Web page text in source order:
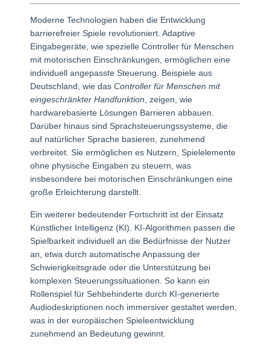
Moderne Technologien haben die Entwicklung
barrierefreier Spiele revolutioniert. Adaptive
Eingabegeräte, wie spezielle Controller für Menschen
mit motorischen Einschränkungen, ermöglichen eine
individuell angepasste Steuerung. Beispiele aus
Deutschland, wie das Controller für Menschen mit
eingeschränkter Handfunktion, zeigen, wie
hardwarebasierte Lösungen Barrieren abbauen.
Darüber hinaus sind Sprachsteuerungssysteme, die
auf natürlicher Sprache basieren, zunehmend
verbreitet. Sie ermöglichen es Nutzern, Spielelemente
ohne physische Eingaben zu steuern, was
insbesondere bei motorischen Einschränkungen eine
große Erleichterung darstellt.
Ein weiterer bedeutender Fortschritt ist der Einsatz
Künstlicher Intelligenz (KI). KI-Algorithmen passen die
Spielbarkeit individuell an die Bedürfnisse der Nutzer
an, etwa durch automatische Anpassung der
Schwierigkeitsgrade oder die Unterstützung bei
komplexen Steuerungssituationen. So kann ein
Rollenspiel für Sehbehinderte durch KI-generierte
Audiodeskriptionen noch immersiver gestaltet werden,
was in der europäischen Spieleentwicklung
zunehmend an Bedeutung gewinnt.